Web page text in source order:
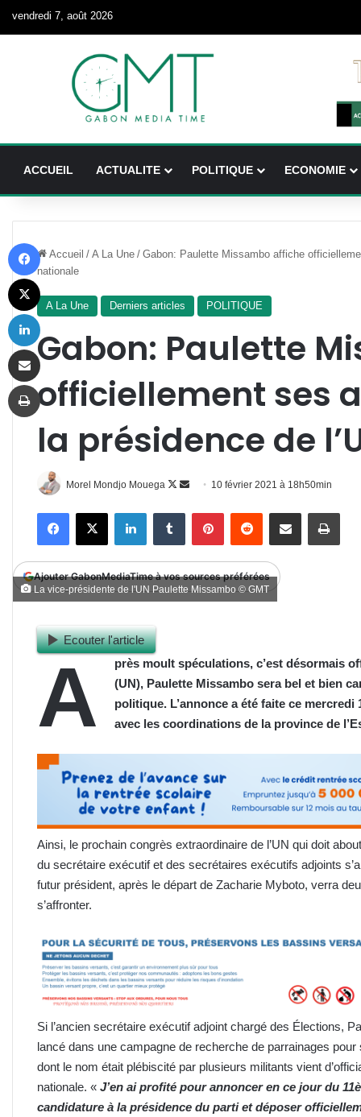
vendredi 7, août 2026
ACCUEIL ACTUALITE POLITIQUE ECONOMIE
Accueil / A La Une / Gabon: Paulette Missambo affiche
nationale
A La Une Derniers articles POLITIQUE
Gabon: Paulette
officiellement ses
la présidence de
Morel Mondjo Mouega
Follow
Envoyer
courriel
10 février 2021 à 18h50min
FacebookX LinkedinTumblr PinterestReddit Partager par email
Ajouter GabonMediaTime à vos sources préférées
La vice-présidente de l'UN Paulette Missambo © GMT
Ecouter l'article
A
près moult spéculations, c’est désormais
(UN), Paulette Missambo sera bel et bien
politique. L’annonce a été faite ce
avec les coordinations de la province de
Ainsi, le prochain congrès extraordinaire de l’UN qui doit
du secrétaire exécutif et des secrétaires exécutifs adjoints
futur président, après le départ de Zacharie Myboto, verra
s’affronter.
Si l’ancien secrétaire exécutif adjoint chargé des Élections,
lancé dans une campagne de recherche de parrainages
dont le nom était plébiscité par plusieurs militants vient
nationale. « J’en ai profité pour annoncer en ce jour du
candidature à la présidence du parti et déposer
X
Linkedin
Partager par email
Imprimer